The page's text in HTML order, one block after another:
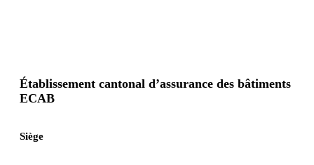
Établissement cantonal d’assurance des bâtiments
ECAB
Siège